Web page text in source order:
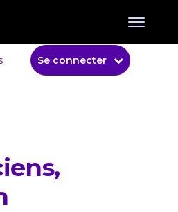
Se connecter